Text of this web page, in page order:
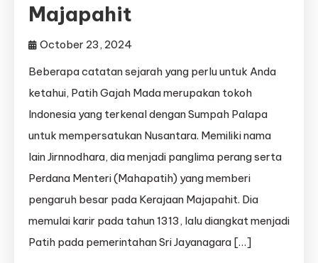
Majapahit
October 23, 2024
Beberapa catatan sejarah yang perlu untuk Anda
ketahui, Patih Gajah Mada merupakan tokoh
Indonesia yang terkenal dengan Sumpah Palapa
untuk mempersatukan Nusantara. Memiliki nama
lain Jirnnodhara, dia menjadi panglima perang serta
Perdana Menteri (Mahapatih) yang memberi
pengaruh besar pada Kerajaan Majapahit. Dia
memulai karir pada tahun 1313, lalu diangkat menjadi
Patih pada pemerintahan Sri Jayanagara […]